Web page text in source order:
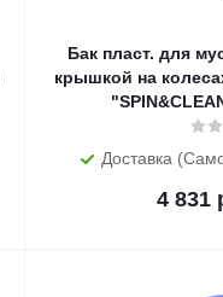
Бак пласт. для
крышкой на
Доставка
4 831